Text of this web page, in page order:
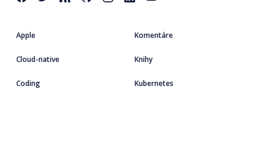
Apple
Cloud-native
Coding
Komentáre
Knihy
Kubernetes